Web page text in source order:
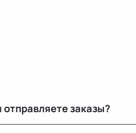
заказы?